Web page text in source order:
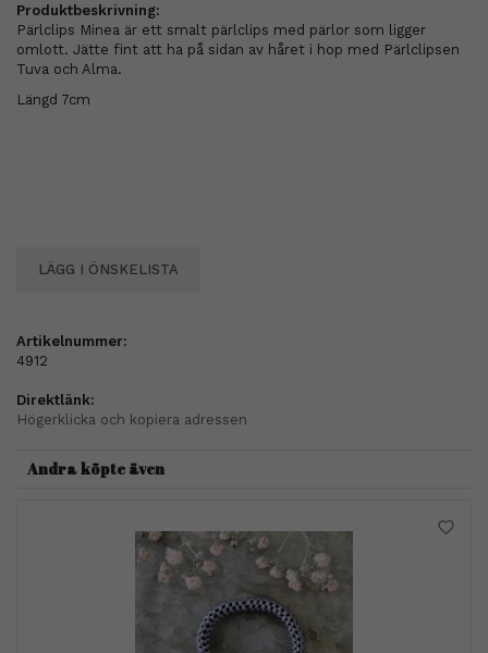
Produktbeskrivning:
Pärlclips Minea är ett smalt pärlclips med pärlor som ligger
omlott. Jätte fint att ha på sidan av håret i hop med Pärlclipsen
Tuva och Alma.
Längd 7cm
LÄGG I ÖNSKELISTA
Artikelnummer:
4912
Direktlänk:
Högerklicka och kopiera adressen
Andra köpte även